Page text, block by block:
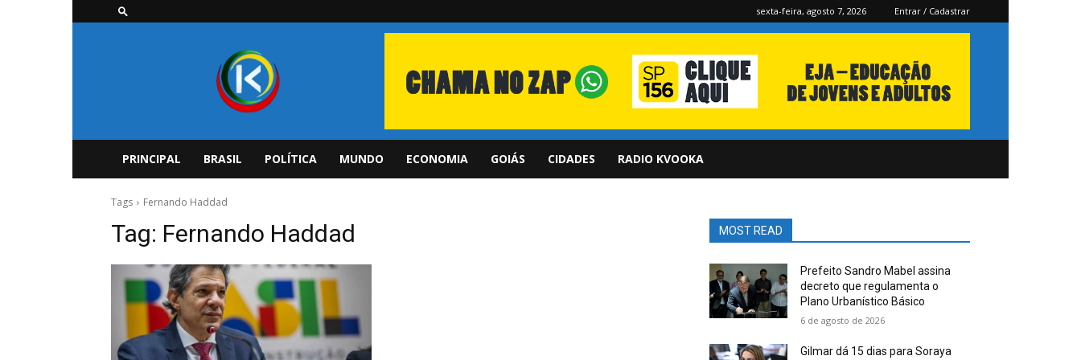
sexta-feira, agosto 7, 2026 Entrar / Cadastrar
PRINCIPAL BRASIL POLÍTICA MUNDO ECONOMIA GOIÁS CIDADES RADIO KVOOKA
Tags Fernando Haddad
Tag: Fernando Haddad MOST READ
Prefeito Sandro Mabel assina
decreto que regulamenta o
Plano Urbanístico Básico
6 de agosto de 2026
Gilmar dá 15 dias para Soraya